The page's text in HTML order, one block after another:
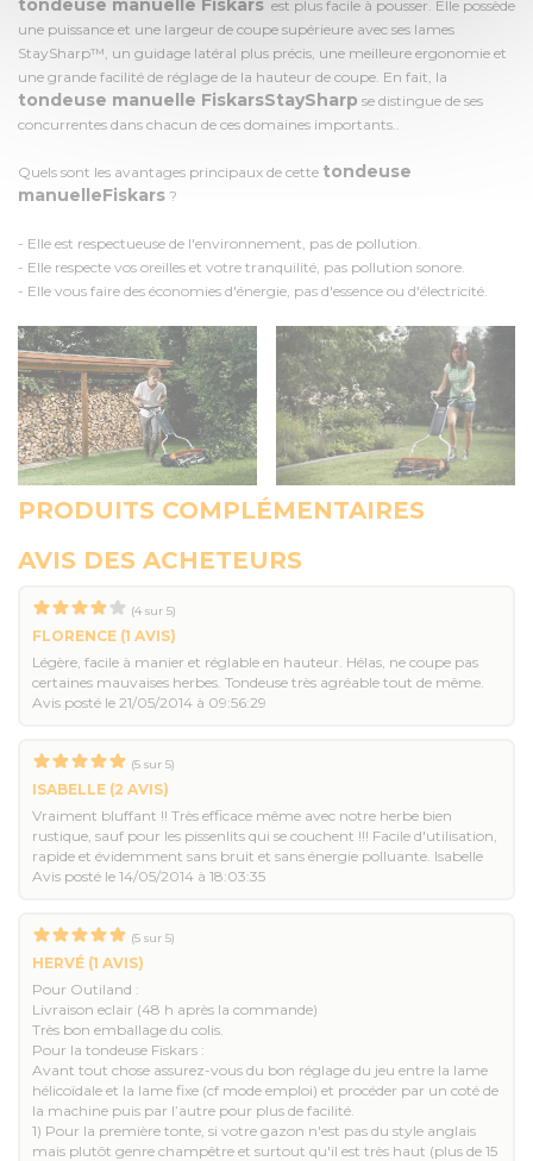
tondeuse manuelle Fiskars est plus facile à pousser. Elle possède
une puissance et une largeur de coupe supérieure avec ses lames
StaySharp™, un guidage latéral plus précis, une meilleure ergonomie et
une grande facilité de réglage de la hauteur de coupe. En fait, la
tondeuse manuelle FiskarsStaySharp se distingue de ses
concurrentes dans chacun de ces domaines importants..
Quels sont les avantages principaux de cette tondeuse
manuelleFiskars ?
- Elle est respectueuse de l'environnement, pas de pollution.
- Elle respecte vos oreilles et votre tranquilité, pas pollution sonore.
- Elle vous faire des économies d'énergie, pas d'essence ou d'électricité.
PRODUITS COMPLÉMENTAIRES
AVIS DES ACHETEURS
(4 sur 5)
FLORENCE (1 AVIS)
Légère, facile à manier et réglable en hauteur. Hélas, ne coupe pas
certaines mauvaises herbes. Tondeuse très agréable tout de même.
Avis posté le 21/05/2014 à 09:56:29
(5 sur 5)
ISABELLE (2 AVIS)
Vraiment bluffant !! Très efficace même avec notre herbe bien
rustique, sauf pour les pissenlits qui se couchent !!! Facile d'utilisation,
rapide et évidemment sans bruit et sans énergie polluante. Isabelle
Avis posté le 14/05/2014 à 18:03:35
(5 sur 5)
HERVÉ (1 AVIS)
Pour Outiland :
Livraison eclair (48 h après la commande)
Très bon emballage du colis.
Pour la tondeuse Fiskars :
Avant tout chose assurez-vous du bon réglage du jeu entre la lame
hélicoïdale et la lame fixe (cf mode emploi) et procéder par un coté de
la machine puis par l’autre pour plus de facilité.
1) Pour la première tonte, si votre gazon n'est pas du style anglais
mais plutôt genre champêtre et surtout qu'il est très haut (plus de 15